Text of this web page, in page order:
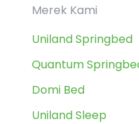
Merek Kami
Uniland Springbed
Quantum
Domi Bed
Uniland Sleep